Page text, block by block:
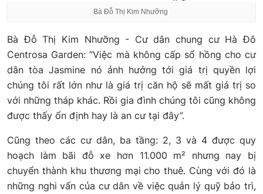
Bà Đỗ Thị Kim Nhưỡng
Bà Đỗ Thị Kim Nhưỡng - Cư dân chung cư Hà Đô
Centrosa Garden: “Việc mà không cấp sổ hồng cho cư
dân tòa Jasmine nó ảnh hưởng tới giá trị quyền lợi
chúng tôi rất lớn như là giá trị căn hộ sẽ mất giá trị so
với những tháp khác. Rồi gia đình chúng tôi cũng không
được thấy ổn định hay là an cư tại đây”.
Cũng theo các cư dân, ba tầng: 2, 3 và 4 được quy
hoạch làm bãi đỗ xe hơn 11.000 m² nhưng nay bị
chuyển thành khu thương mại cho thuê. Cùng với đó là
những nghi vấn của cư dân về việc quản lý quỹ bảo trì,